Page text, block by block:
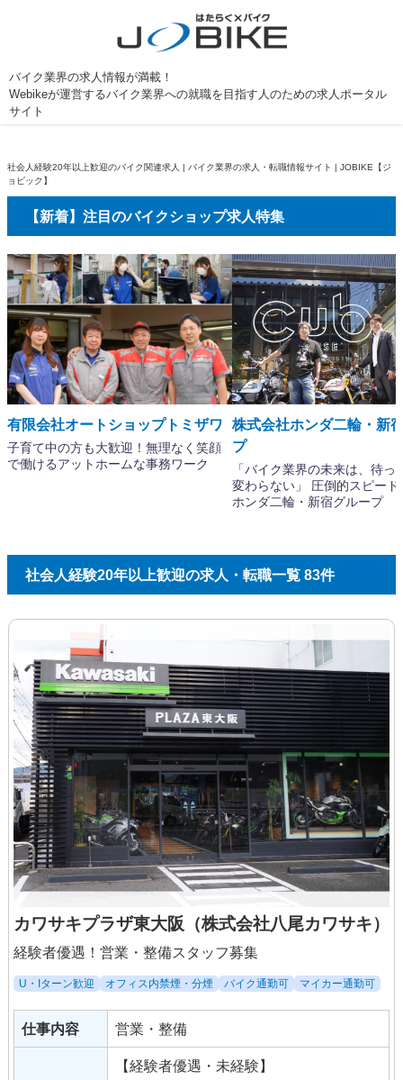
バイク業界の求人情報が満載！
Webikeが運営するバイク業界への就職を目指す人のための求人ポータル
サイト
社会人経験20年以上歓迎のバイク関連求人 | バイク業界の求人・転職情報サイト | JOBIKE【ジ
ョビック】
【新着】注目のバイクショップ求人特集
社会人経験20年以上歓迎の求人・転職一覧 83件
カワサキプラザ東大阪（株式会社八尾カワサキ）
経験者優遇！営業・整備スタッフ募集
U・Iターン歓迎 オフィス内禁煙・分煙 バイク通勤可 マイカー通勤可
仕事内容 営業・整備
【経験者優遇・未経験】